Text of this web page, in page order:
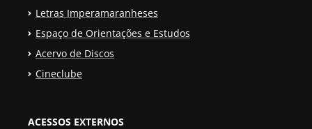
Letras Imperamaranheses
Espaço de Orientações e Estudos
Acervo de Discos
Cineclube
ACESSOS EXTERNOS